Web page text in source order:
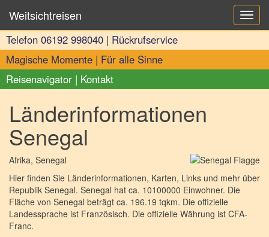
Telefon 06192 998040 | Rückrufservice
Magische Momente | Für alle Sinne
Reisenavigator | Kontakt
Länderinformationen
Senegal
Afrika, Senegal
Hier finden Sie Länderinformationen, Karten, Links und mehr über
Republik Senegal. Senegal hat ca. 10100000 Einwohner. Die
Fläche von Senegal beträgt ca. 196.19 tqkm. Die offizielle
Landessprache ist Französisch. Die offizielle Währung ist CFA-
Franc.
Weitsichtreisen